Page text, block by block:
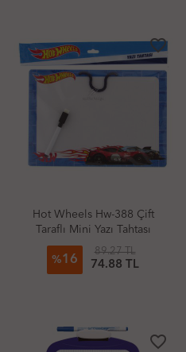
favorite_border
Hot Wheels Hw-388 Çift
Taraflı Mini Yazı Tahtası
%16
89.27 TL
74.88 TL
favorite_border